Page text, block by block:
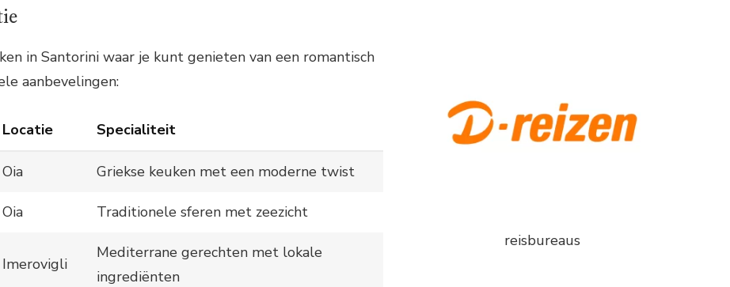
in Santorini waar je kunt genieten van een romantisch
aanbevelingen:
Locatie Specialiteit
Oia Griekse keuken met een moderne twist
Oia Traditionele sferen met zeezicht
Imerovigli
Mediterrane gerechten met lokale
ingrediënten
reisbureaus